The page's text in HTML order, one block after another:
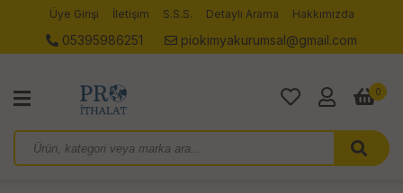
Üye Girişi İletişim S.S.S. Detaylı Arama Hakkımızda
05395986251 piokimyakurumsal@gmail.com
0